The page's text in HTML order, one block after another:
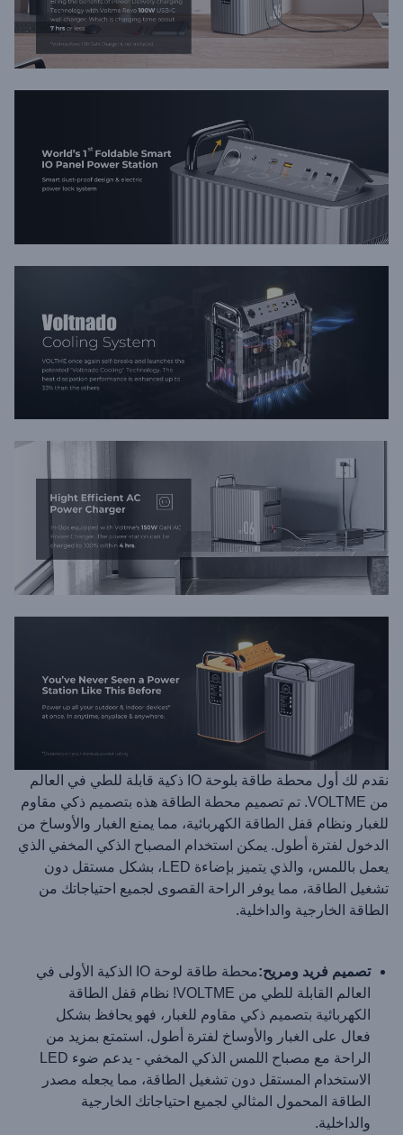
نقدم لك أول محطة طاقة بلوحة IO ذكية قابلة للطي في العالم
من VOLTME. تم تصميم محطة الطاقة هذه بتصميم ذكي مقاوم
للغبار ونظام قفل الطاقة الكهربائية، مما يمنع الغبار والأوساخ من
الدخول لفترة أطول. يمكن استخدام المصباح الذكي المخفي الذي
يعمل باللمس، والذي يتميز بإضاءة LED، بشكل مستقل دون
تشغيل الطاقة، مما يوفر الراحة القصوى لجميع احتياجاتك من
الطاقة الخارجية والداخلية.
تصميم فريد ومريح:
محطة طاقة لوحة IO الذكية الأولى في
العالم القابلة للطي من VOLTME! نظام قفل الطاقة
الكهربائية بتصميم ذكي مقاوم للغبار، فهو يحافظ بشكل
فعال على الغبار والأوساخ لفترة أطول. استمتع بمزيد من
الراحة مع مصباح اللمس الذكي المخفي - يدعم ضوء LED
الاستخدام المستقل دون تشغيل الطاقة، مما يجعله مصدر
الطاقة المحمول المثالي لجميع احتياجاتك الخارجية
والداخلية.